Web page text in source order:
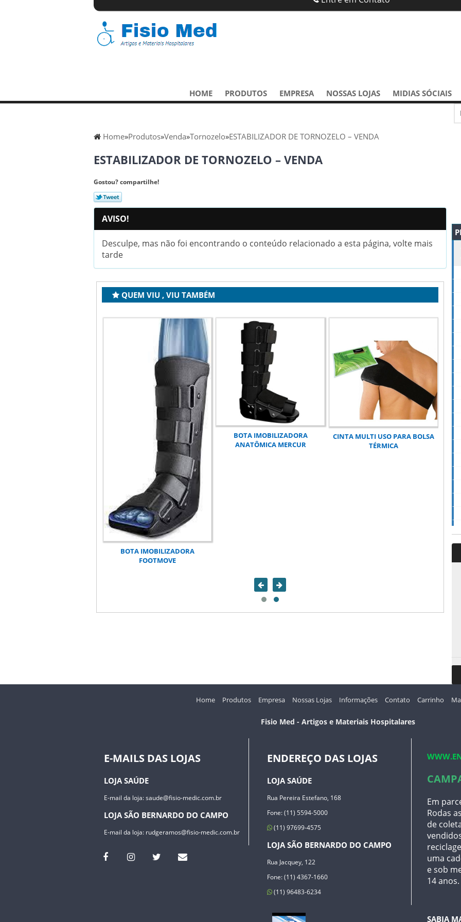
HOME PRODUTOS EMPRESA NOSSAS LOJAS MIDIAS SÓCIAIS
Home»Produtos»Venda»Tornozelo»ESTABILIZADOR DE TORNOZELO – VENDA
ESTABILIZADOR DE TORNOZELO – VENDA
Gostou? compartilhe!
AVISO!
Desculpe, mas não foi encontrando o conteúdo relacionado a esta página, volte mais
tarde
QUEM VIU , VIU TAMBÉM
BOTA IMOBILIZADORA
FOOTMOVE
BOTA IMOBILIZADORA
ANATÔMICA MERCUR
CINTA MULTI USO PARA BOLSA
TÉRMICA
Home Produtos Empresa Nossas Lojas Informações Contato Carrinho
Fisio Med - Artigos e Materiais Hospitalares
E-MAILS DAS LOJAS
LOJA SAÚDE
E-mail da loja:saude@fisio-medic.com.br
LOJA SÃO BERNARDO DO CAMPO
E-mail da loja: rudgeramos@fisio-medic.com.br
ENDEREÇO DAS LOJAS
LOJA SAÚDE
Rua Pereira Estefano, 168
Fone: (11) 5594-5000
(11) 97699-4575
LOJA SÃO BERNARDO DO CAMPO
Rua Jacquey, 122
Fone: (11) 4367-1660
(11) 96483-6234
Em
Rodas
de
uma
e sob
14 anos.
SABIA